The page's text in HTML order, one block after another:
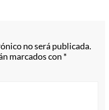
no será publicada.
marcados con *